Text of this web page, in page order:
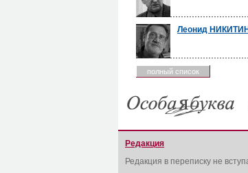
Леонид
полный список
Редакция
Редакция в переписку не